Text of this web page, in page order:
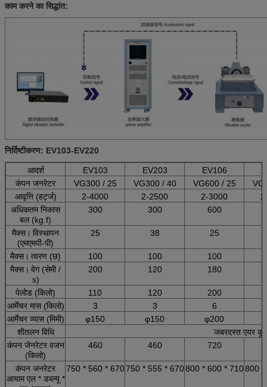
काम करने का सिद्धांत:
निर्दिष्टीकरण: EV103-EV220
आदर्श EV103 EV203 EV106
कंपन जनरेटर
VG300 / 25 VG300 / 40 VG600 / 25
आवृत्ति (हर्ट्ज)
2-4000 2-2500 2-3000
अधिकतम निकास
बल (kg.f)
300 300 600
मैक्स। विस्थापन
(एमएमपी-पी)
25 38 25
मैक्स। त्वरण (छ) 100 100 100
मैक्स। वेग (सेमी /
s)
200 120 180
पेलोड (किलो) 110 120 200
आर्मेचर मास (किलो)
3 3
6
आर्मेचर व्यास (मिमी)
φ150 φ150 φ200
शीतलन विधि
जबरदस्त एयर
कंपन जेनरेटर वजन
(किलो)
460 460 720
कंपन जनरेटर
आयाम एल * डब्ल्यू *
750 * 560 * 670750 * 555 * 670800 * 600 * 710800 *